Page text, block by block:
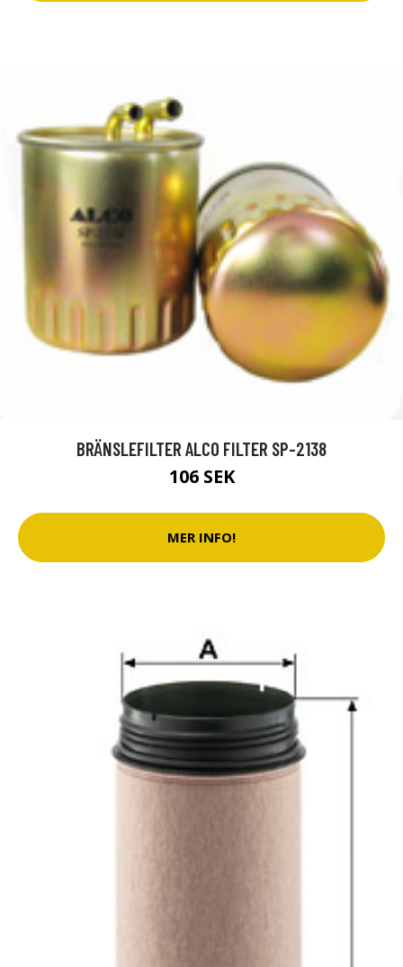
BRÄNSLEFILTER ALCO FILTER SP-2138
106 SEK
MER INFO!